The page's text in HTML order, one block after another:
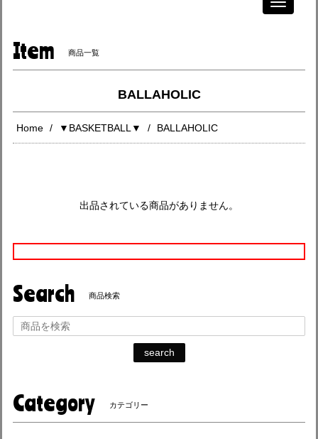
Toggle
Item 商品一覧
BALLAHOLIC
Home ▼BASKETBALL▼ BALLAHOLIC
出品されている商品がありません。
Search 商品検索
search
Category カテゴリー